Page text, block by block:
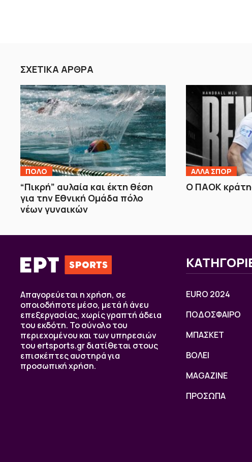
ΣΧΕΤΙΚΑ ΑΡΘΡΑ
ΠΟΛΟ
“Πικρή” αυλαία και έκτη θέση
για την Εθνική Ομάδα πόλο
νέων γυναικών
ΑΛΛΑ ΣΠΟΡ
Ο ΠΑΟΚ
Απαγορεύεται η χρήση, σε
οποιοδήποτε μέσο, μετά ή άνευ
επεξεργασίας, χωρίς γραπτή άδεια
του εκδότη. Το σύνολο του
περιεχομένου και των υπηρεσιών
του ertsports.gr διατίθεται στους
επισκέπτες αυστηρά για
προσωπική χρήση.
EURO 2024
ΠΟΔΟΣΦΑΙΡΟ
ΜΠΑΣΚΕΤ
ΒOΛΕΙ
MAGAZINE
ΠΡΟΣΩΠΑ